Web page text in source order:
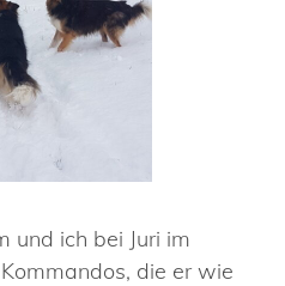
und ich bei Juri im
die er wie